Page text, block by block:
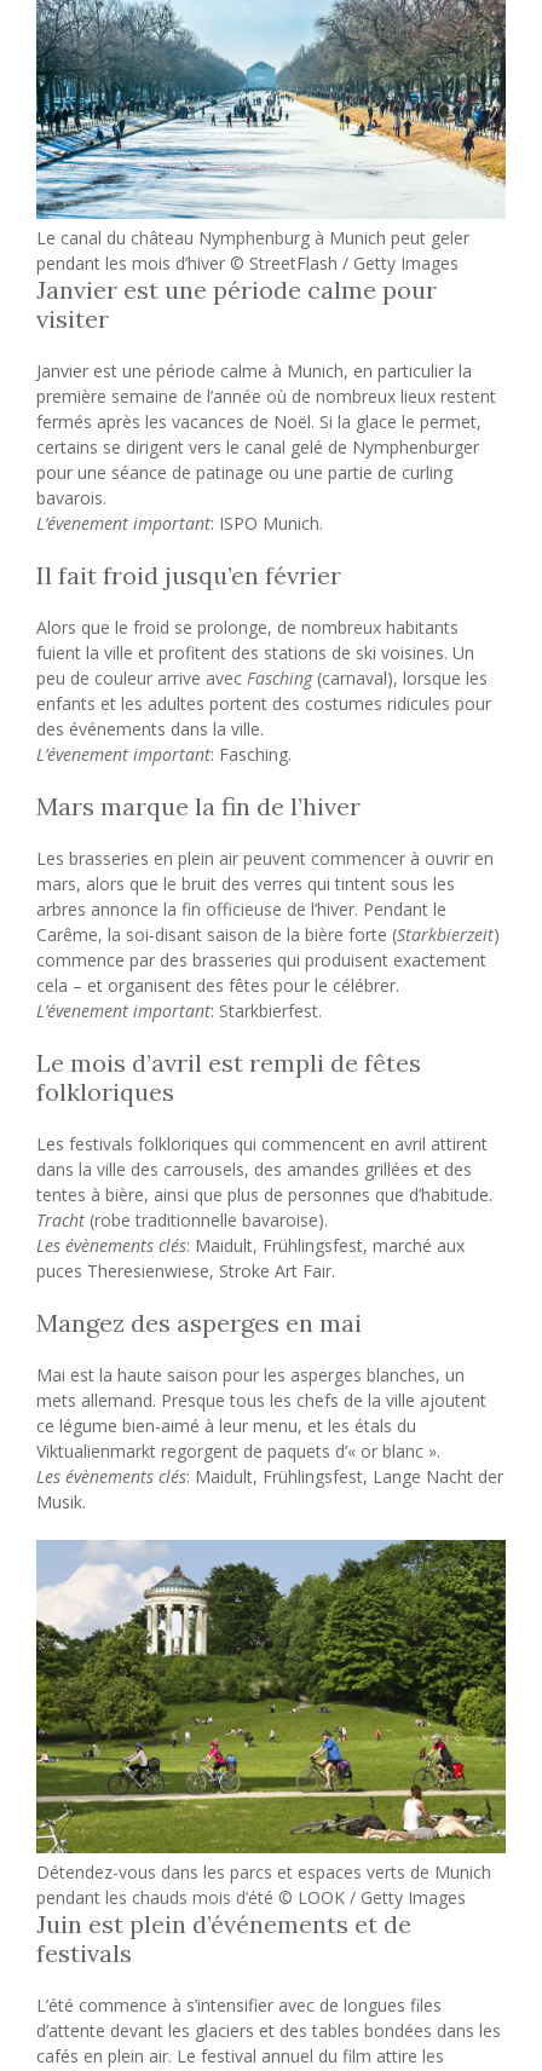
Le canal du château Nymphenburg à Munich peut geler
pendant les mois d’hiver © StreetFlash / Getty Images
Janvier est une période calme pour
visiter
Janvier est une période calme à Munich, en particulier la
première semaine de l’année où de nombreux lieux restent
fermés après les vacances de Noël. Si la glace le permet,
certains se dirigent vers le canal gelé de Nymphenburger
pour une séance de patinage ou une partie de curling
bavarois.
L’évenement important: ISPO Munich.
Il fait froid jusqu’en février
Alors que le froid se prolonge, de nombreux habitants
fuient la ville et profitent des stations de ski voisines. Un
peu de couleur arrive avec Fasching(carnaval), lorsque les
enfants et les adultes portent des costumes ridicules pour
des événements dans la ville.
L’évenement important: Fasching.
Mars marque la fin de l’hiver
Les brasseries en plein air peuvent commencer à ouvrir en
mars, alors que le bruit des verres qui tintent sous les
arbres annonce la fin officieuse de l’hiver. Pendant le
Carême, la soi-disant saison de la bière forte (Starkbierzeit)
commence par des brasseries qui produisent exactement
cela – et organisent des fêtes pour le célébrer.
L’évenement important: Starkbierfest.
Le mois d’avril est rempli de fêtes
folkloriques
Les festivals folkloriques qui commencent en avril attirent
dans la ville des carrousels, des amandes grillées et des
tentes à bière, ainsi que plus de personnes que d’habitude.
Tracht (robe traditionnelle bavaroise).
Les évènements clés: Maidult, Frühlingsfest, marché aux
puces Theresienwiese, Stroke Art Fair.
Mangez des asperges en mai
Mai est la haute saison pour les asperges blanches, un
mets allemand. Presque tous les chefs de la ville ajoutent
ce légume bien-aimé à leur menu, et les étals du
Viktualienmarkt regorgent de paquets d’« or blanc ».
Les évènements clés: Maidult, Frühlingsfest, Lange Nacht der
Musik.
Détendez-vous dans les parcs et espaces verts de Munich
pendant les chauds mois d’été © LOOK / Getty Images
Juin est plein d’événements et de
festivals
L’été commence à s’intensifier avec de longues files
d’attente devant les glaciers et des tables bondées dans les
cafés en plein air. Le festival annuel du film attire les